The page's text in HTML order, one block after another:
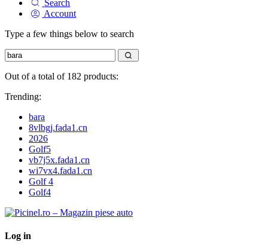
Search
Account
Type a few things below to search
Out of a total of 182 products:
Trending:
bara
8vlbgj.fada1.cn
2026
Golf5
vb7j5x.fada1.cn
wi7vx4.fada1.cn
Golf 4
Golf4
Log in